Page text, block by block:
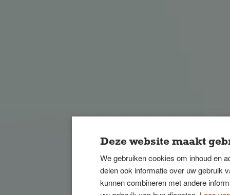
Deze website maakt
We gebruiken cookies om inhoud en
delen ook informatie over uw gebruik
kunnen combineren met andere